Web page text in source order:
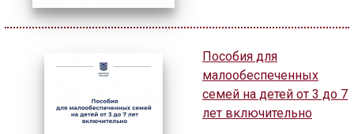
🔊 Включить озвучивание
Настройки по умолчанию
Настройки по умолчанию
Пособия для
малообеспеченных
семей на детей от 3 до 7
лет включительно